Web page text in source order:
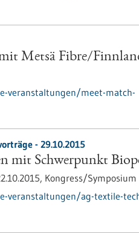
Metsä Fibre/
veranstaltungen/meet-match-
- 29.10.2015
mit Schwerpunkt
Kongress/Symposium
veranstaltungen/ag-textile-